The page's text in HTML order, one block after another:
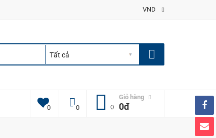
VND
0 0
Giỏ hàng
0
0đ